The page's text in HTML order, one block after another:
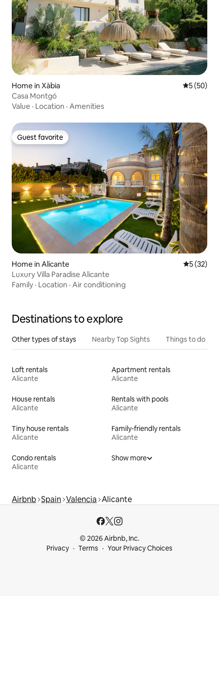
Home in Xàbia 5 out of 5
5 (50)
Casa Montgó
Value · Location · Amenities
Guest favorite
Guest favorite
Home in Alicante 5 out of 5
5 (32)
Luxury Villa Paradise Alicante
Family · Location · Air conditioning
Destinations to explore
Other types of stays Nearby Top Sights Things to do
Loft rentals
Alicante
Apartment rentals
Alicante
House rentals
Alicante
Rentals with pools
Alicante
Tiny house rentals
Alicante
Family-friendly rentals
Alicante
Condo rentals
Alicante
Show more
Airbnb Spain Valencia Alicante
© 2026 Airbnb, Inc.
Privacy
Terms Your Privacy Choices